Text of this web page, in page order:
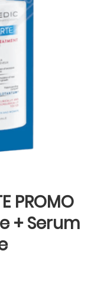
PROMO
+ Serum